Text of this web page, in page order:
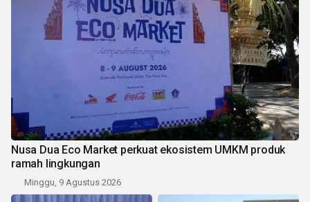
Nusa Dua Eco Market perkuat ekosistem UMKM produk
ramah lingkungan
Minggu, 9 Agustus 2026